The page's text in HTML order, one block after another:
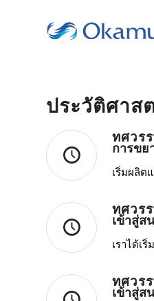
ประวัติศาส
ทศวร
การขย
เริ่มผลิต
ทศวร
เข้าสู่ส
เราได้เ
ทศวร
เข้าสู่ส